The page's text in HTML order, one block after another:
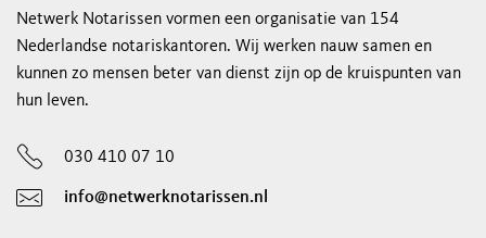
Netwerk Notarissen vormen een organisatie van 154
Nederlandse notariskantoren. Wij werken nauw samen en
kunnen zo mensen beter van dienst zijn op de kruispunten van
hun leven.
030 410 07 10
info@netwerknotarissen.nl